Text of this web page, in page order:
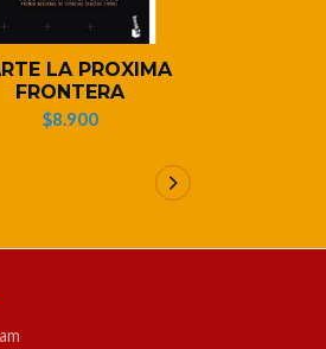
LA PROXIMA
FRONTERA
$8.900